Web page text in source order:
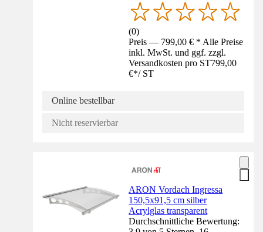
(0)
Preis — 799,00 € * Alle Preise
inkl. MwSt. und ggf. zzgl.
Versandkosten pro ST799,00
€*/ ST
Online bestellbar
Nicht reservierbar
ARON Vordach Ingressa
150,5x91,5 cm silber
Acrylglas transparent
Durchschnittliche Bewertung: